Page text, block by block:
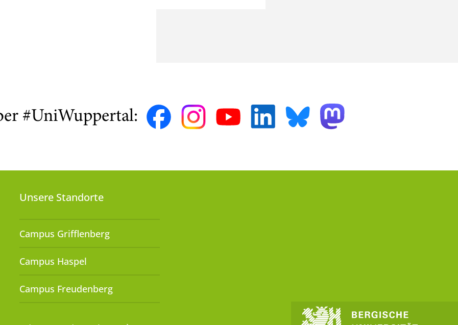
#UniWuppertal:
Unsere Standorte
Campus Grifflenberg
Campus Haspel
Campus Freudenberg